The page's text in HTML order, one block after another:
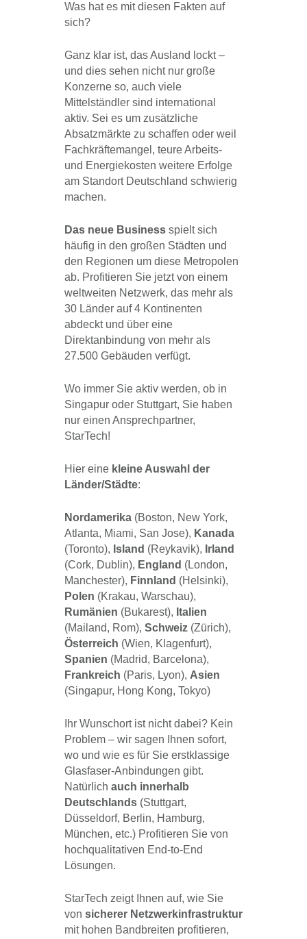
Was hat es mit diesen Fakten auf
sich?
Ganz klar ist, das Ausland lockt –
und dies sehen nicht nur große
Konzerne so, auch viele
Mittelständler sind international
aktiv. Sei es um zusätzliche
Absatzmärkte zu schaffen oder weil
Fachkräftemangel, teure Arbeits-
und Energiekosten weitere Erfolge
am Standort Deutschland schwierig
machen.
Das neue Business spielt sich
häufig in den großen Städten und
den Regionen um diese Metropolen
ab. Profitieren Sie jetzt von einem
weltweiten Netzwerk, das mehr als
30 Länder auf 4 Kontinenten
abdeckt und über eine
Direktanbindung von mehr als
27.500 Gebäuden verfügt.
Wo immer Sie aktiv werden, ob in
Singapur oder Stuttgart, Sie haben
nur einen Ansprechpartner,
StarTech!
Hier eine kleine Auswahl der
Länder/Städte:
Nordamerika (Boston, New York,
Atlanta, Miami, San Jose), Kanada
(Toronto), Island (Reykavik), Irland
(Cork, Dublin), England (London,
Manchester), Finnland (Helsinki),
Polen (Krakau, Warschau),
Rumänien (Bukarest), Italien
(Mailand, Rom), Schweiz (Zürich),
Österreich (Wien, Klagenfurt),
Spanien (Madrid, Barcelona),
Frankreich (Paris, Lyon), Asien
(Singapur, Hong Kong, Tokyo)
Ihr Wunschort ist nicht dabei? Kein
Problem – wir sagen Ihnen sofort,
wo und wie es für Sie erstklassige
Glasfaser-Anbindungen gibt.
Natürlich auch innerhalb
Deutschlands (Stuttgart,
Düsseldorf, Berlin, Hamburg,
München, etc.) Profitieren Sie von
hochqualitativen End-to-End
Lösungen.
StarTech zeigt Ihnen auf, wie Sie
von sicherer Netzwerkinfrastruktur
mit hohen Bandbreiten profitieren,